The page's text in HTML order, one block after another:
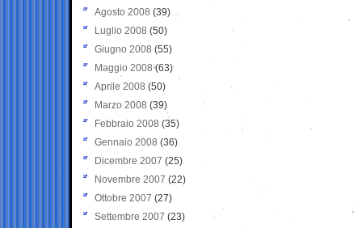
Agosto 2008 (39)
Luglio 2008 (50)
Giugno 2008 (55)
Maggio 2008(63)
Aprile 2008 (50)
Marzo 2008 (39)
Febbraio 2008 (35)
Gennaio 2008 (36)
Dicembre 2007 (25)
Novembre 2007 (22)
Ottobre 2007 (27)
Settembre 2007 (23)